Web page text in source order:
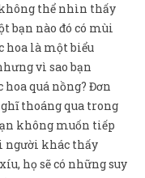
thể nhìn thấy
bạn nào đó có mùi
hoa là một biểu
vì sao bạn
quá nồng? Đơn
thoáng qua trong
không muốn tiếp
người khác thấy
họ sẽ có những suy